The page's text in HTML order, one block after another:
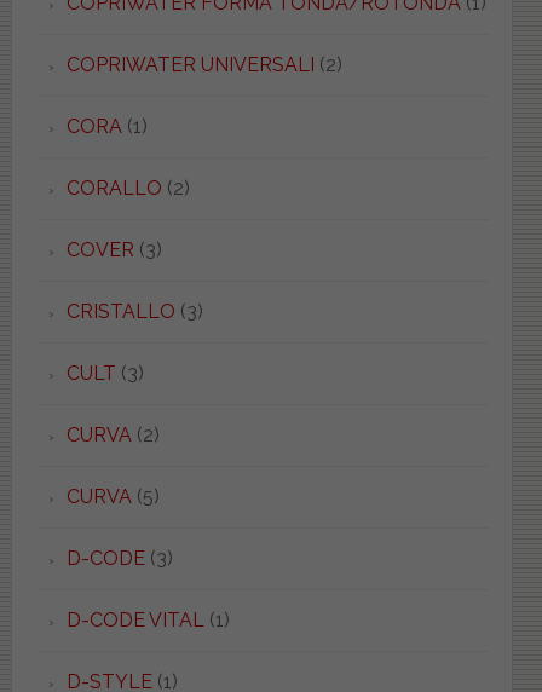
COPRIWATER UNIVERSALI (2)
CORA(1)
CORALLO (2)
COVER (3)
CRISTALLO (3)
CULT (3)
CURVA(2)
CURVA(5)
D-CODE(3)
D-CODE VITAL(1)
D-STYLE(1)